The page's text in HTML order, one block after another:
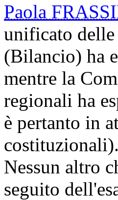
Paola
unificato delle
(Bilancio) ha
mentre la
regionali ha
è pertanto in
costituzionali).
Nessun altro
seguito